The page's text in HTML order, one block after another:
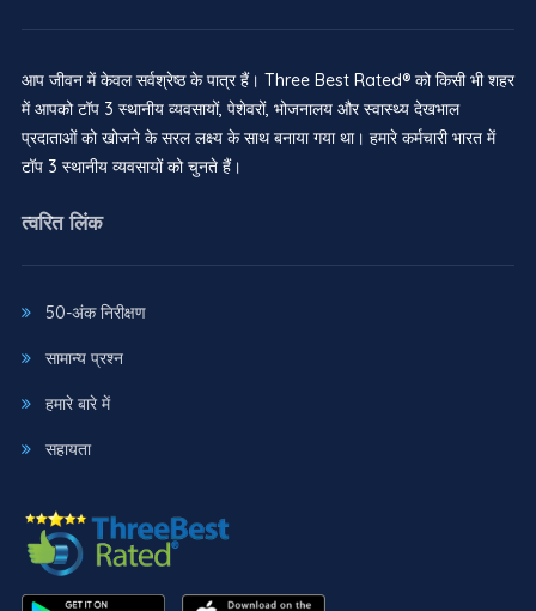
आप जीवन में केवल सर्वश्रेष्ठ के पात्र हैं। Three Best Rated® को किसी भी शहर
में आपको टॉप 3 स्थानीय व्यवसायों, पेशेवरों, भोजनालय और स्वास्थ्य देखभाल
प्रदाताओं को खोजने के सरल लक्ष्य के साथ बनाया गया था। हमारे कर्मचारी भारत में
टॉप 3 स्थानीय व्यवसायों को चुनते हैं।
त्वरित लिंक
50-अंक निरीक्षण
सामान्य प्रश्न
हमारे बारे में
सहायता